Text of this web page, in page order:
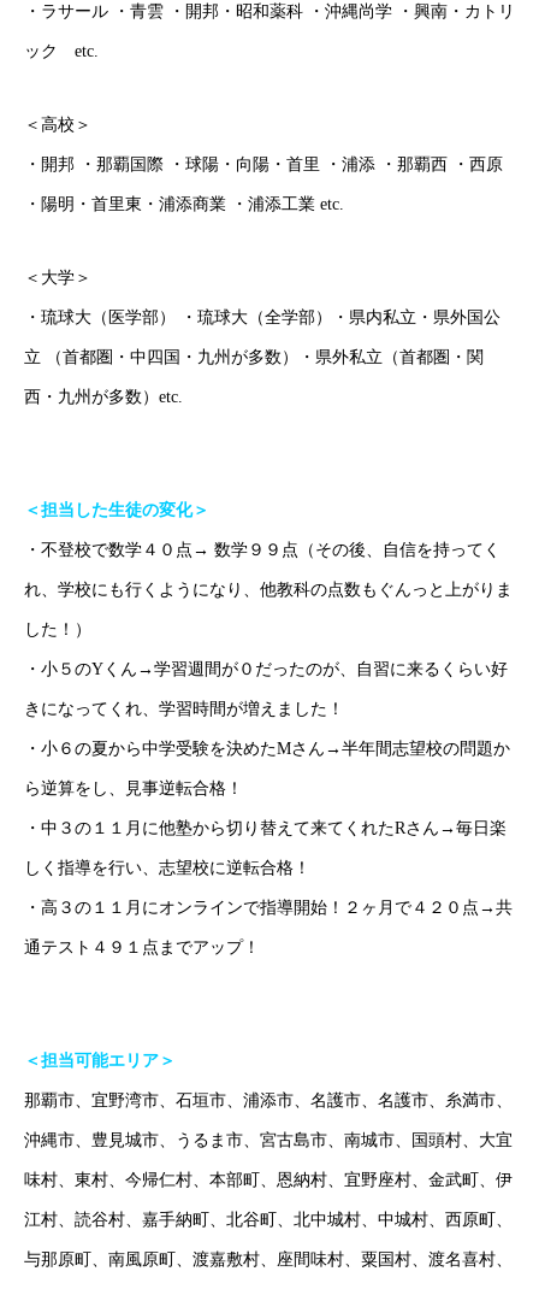
学年別コース紹介
各種SNS
・ラサール ・青雲 ・開邦・昭和薬科 ・沖縄尚学 ・興南・カトリ
ック etc.
＜高校＞
・開邦 ・那覇国際 ・球陽・向陽・首里 ・浦添 ・那覇西 ・西原
・陽明・首里東・浦添商業 ・浦添工業 etc.
＜大学＞
・琉球大（医学部） ・琉球大（全学部）・県内私立・県外国公
立 （首都圏・中四国・九州が多数）・県外私立（首都圏・関
西・九州が多数）etc.
＜担当した生徒の変化＞
・不登校で数学４０点→ 数学９９点（その後、自信を持ってく
れ、学校にも行くようになり、他教科の点数もぐんっと上がりま
した！）
・小５のYくん→学習週間が０だったのが、自習に来るくらい好
きになってくれ、学習時間が増えました！
・小６の夏から中学受験を決めたMさん→半年間志望校の問題か
ら逆算をし、見事逆転合格！
・中３の１１月に他塾から切り替えて来てくれたRさん→毎日楽
しく指導を行い、志望校に逆転合格！
・高３の１１月にオンラインで指導開始！２ヶ月で４２０点→共
通テスト４９１点までアップ！
＜担当可能エリア＞
那覇市、宜野湾市、石垣市、浦添市、名護市、名護市、糸満市、
沖縄市、豊見城市、うるま市、宮古島市、南城市、国頭村、大宜
味村、東村、今帰仁村、本部町、恩納村、宜野座村、金武町、伊
江村、読谷村、嘉手納町、北谷町、北中城村、中城村、西原町、
与那原町、南風原町、渡嘉敷村、座間味村、粟国村、渡名喜村、